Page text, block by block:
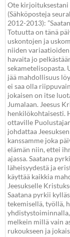
Ote
(Sähköposteja
2012-2013):
Totuutta on tänä
uskontojen ja
niiden variaatioiden
havaita jo
sekametelisopasta.
jää mahdollisuus
ei saa olla
jokaisen on itse
Jumalaan. Jeesus
henkilökohtaisesti.
ottaville
johdattaa
kanssamme joka
elämän niin, ettei
ajassa. Saatana
läheisyydestä ja
käyttää kaikkia
Jeesukselle
Saatana pyrkii
tekemisellä, työllä,
melkein millä vain
rukoukseen ja